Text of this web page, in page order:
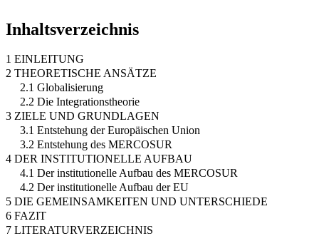
Inhaltsverzeichnis
1 EINLEITUNG
2 THEORETISCHE ANSÄTZE
2.1 Globalisierung
2.2 Die Integrationstheorie
3 ZIELE UND GRUNDLAGEN
3.1 Entstehung der Europäischen Union
3.2 Entstehung des MERCOSUR
4 DER INSTITUTIONELLE AUFBAU
4.1 Der institutionelle Aufbau des MERCOSUR
4.2 Der institutionelle Aufbau der EU
5 DIE GEMEINSAMKEITEN UND UNTERSCHIEDE
6 FAZIT
7 LITERATURVERZEICHNIS